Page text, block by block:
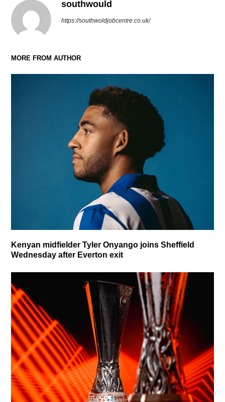
southwould
https://southwoldjobcentre.co.uk/
MORE FROM AUTHOR
Kenyan midfielder Tyler Onyango joins Sheffield
Wednesday after Everton exit